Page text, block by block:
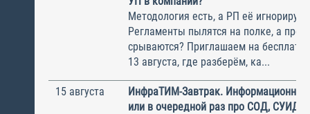
Методология есть, а РП её
Регламенты пылятся на полке, а
срываются? Приглашаем на
13 августа, где разберём, ка...
15 августа
ИнфраТИМ-Завтрак.
или в очередной раз про СОД, СУИД и